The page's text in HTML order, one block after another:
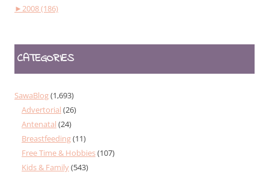
►2008 (186)
CATEGORIES
SawaBlog(1,693)
Advertorial (26)
Antenatal (24)
Breastfeeding(11)
Free Time & Hobbies(107)
Kids & Family(543)